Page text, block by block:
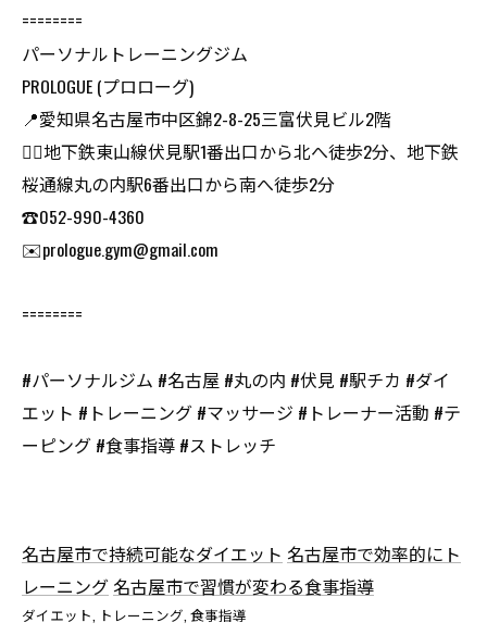
========
パーソナルトレーニングジム
PROLOGUE (プロローグ)
📍愛知県名古屋市中区錦2-8-25三富伏見ビル2階
🏃‍♂️地下鉄東山線伏見駅1番出口から北へ徒歩2分、地下鉄
桜通線丸の内駅6番出口から南へ徒歩2分
☎️052-990-4360
✉️prologue.gym@gmail.com
========
#パーソナルジム #名古屋 #丸の内 #伏見 #駅チカ #ダイ
エット #トレーニング #マッサージ #トレーナー活動 #テ
ーピング #食事指導 #ストレッチ
名古屋市で持続可能なダイエット 名古屋市で効率的にト
レーニング 名古屋市で習慣が変わる食事指導
ダイエット トレーニング 食事指導